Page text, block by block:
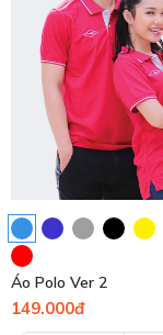
Áo Polo Ver 2
149.000đ